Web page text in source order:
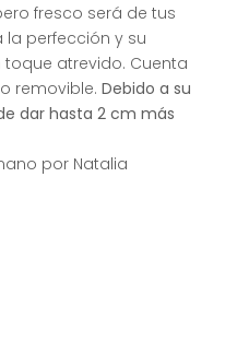
fresco será de tus
la perfección y su
atrevido. Cuenta
removible.Debido a su
dar hasta 2 cm más
por Natalia